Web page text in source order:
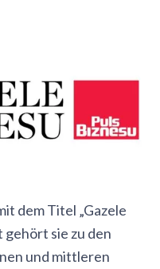
dem Titel „Gazele
gehört sie zu den
und mittleren